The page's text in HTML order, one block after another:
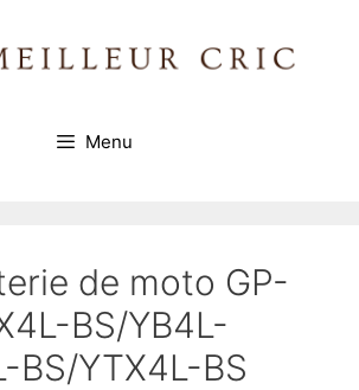
Menu
de moto GP-
BS/YB4L-
BS/YTX4L-BS